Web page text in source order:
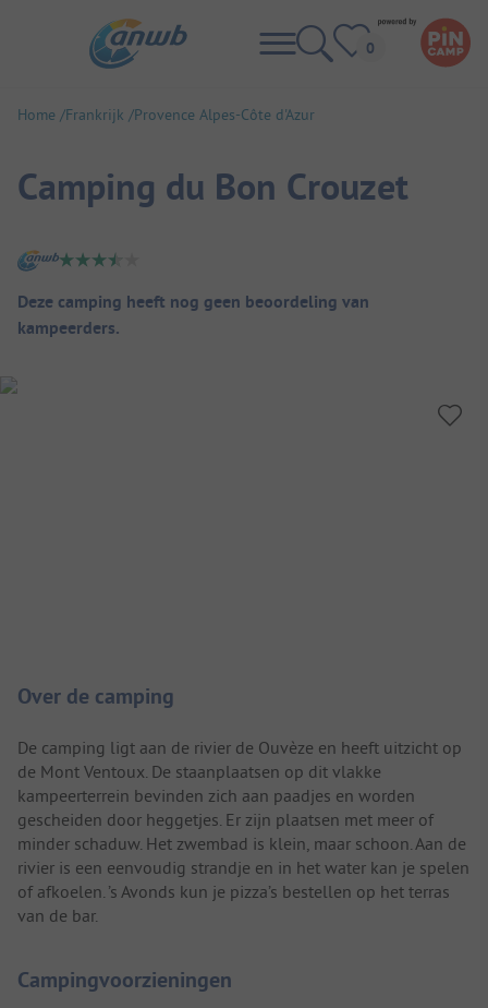
Home Frankrijk Provence Alpes-Côte d'Azur
Camping du Bon Crouzet
Camping overzicht
Deze camping heeft nog geen beoordeling van
kampeerders.
Over de camping
De camping ligt aan de rivier de Ouvèze en heeft uitzicht op
de Mont Ventoux. De staanplaatsen op dit vlakke
kampeerterrein bevinden zich aan paadjes en worden
gescheiden door heggetjes. Er zijn plaatsen met meer of
minder schaduw. Het zwembad is klein, maar schoon. Aan de
rivier is een eenvoudig strandje en in het water kan je spelen
of afkoelen. ’s Avonds kun je pizza’s bestellen op het terras
van de bar.
Campingvoorzieningen